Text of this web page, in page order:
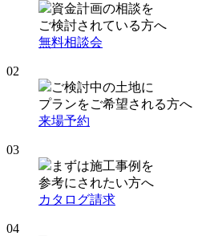
資金計画の相談を
ご検討されている方へ
無料相談会
02
ご検討中の土地に
プランをご希望される方へ
来場予約
03
まずは施工事例を
参考にされたい方へ
カタログ請求
04